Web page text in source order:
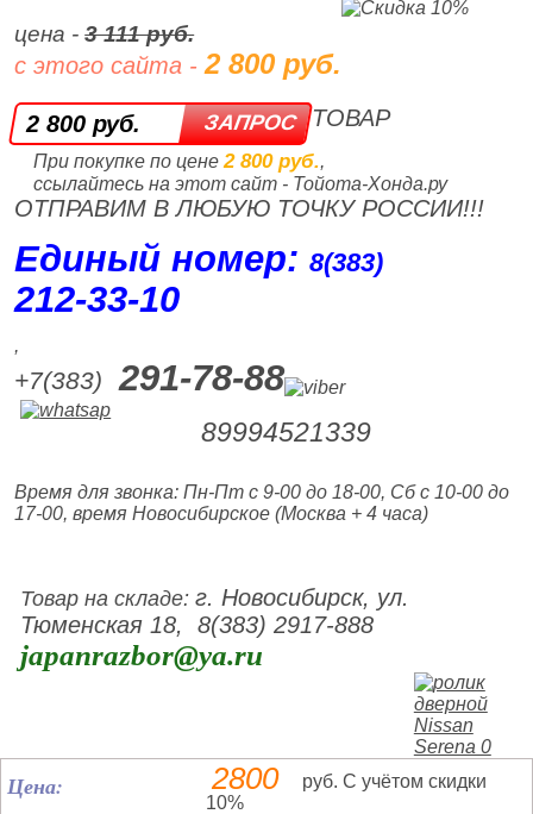
цена -3 111 руб.
с этого сайта -2 800 руб.
2 800 руб.
При покупке по цене 2 800 руб.,
ссылайтесь на этот сайт - Тойота-Хонда.ру
ТОВАР
ОТПРАВИМ В ЛЮБУЮ ТОЧКУ РОССИИ!!!
Единый номер:8(383)
212‑33‑10
,
+7(383) 291-78-88
89994521339
Время для звонка: Пн-Пт с 9-00 до 18-00, Сб с 10-00 до
17-00, время Новосибирское (Москва + 4 часа)
Товар на складе:г. Новосибирск, ул.
Тюменская 18, 8(383) 2917-888
japanrazbor@ya.ru
Цена: 2800
руб. С учётом скидки
10%